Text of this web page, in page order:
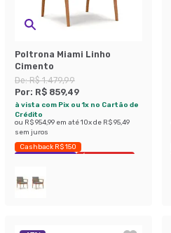
Poltrona Miami Linho
Cimento
De:R$ 1.479,99
Por: R$ 859,49
à vista com Pix ou 1x no Cartão de
Crédito
ou R$ 954,99 em até10x de R$ 95,49
sem juros
Cashback R$ 150
Exclusivo Mobly
Últimas peças